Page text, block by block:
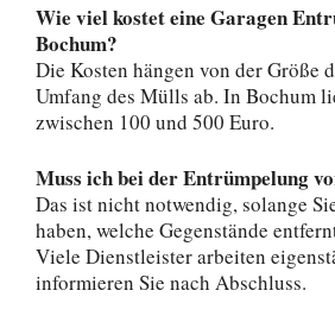
Wie viel kostet eine Garagen
Bochum?
Die Kosten hängen von der Größe
Umfang des Mülls ab. In Bochum
zwischen 100 und 500 Euro.
Muss ich bei der Entrümpelung
Das ist nicht notwendig, solange
haben, welche Gegenstände
Viele Dienstleister arbeiten
informieren Sie nach Abschluss.